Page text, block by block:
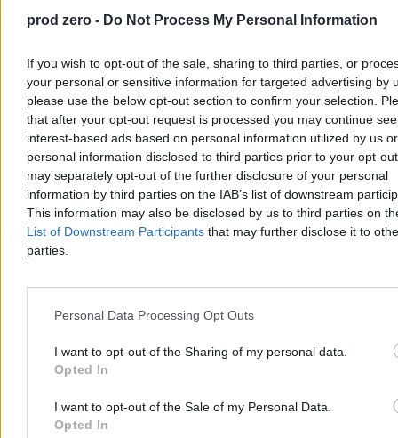
prod zero - Do Not Process My Personal Information
If you wish to opt-out of the sale, sharing to third parties, or
your personal or sensitive information for targeted advertising by
please use the below opt-out section to confirm your selection.
that after your opt-out request is processed you may continue
interest-based ads based on personal information utilized by us or
personal information disclosed to third parties prior to your opt-
may separately opt-out of the further disclosure of your personal
information by third parties on the IAB’s list of downstream
This information may also be disclosed by us to third parties on
List of Downstream Participants that may further disclose it to
parties.
Personal Data Processing Opt Outs
I want to opt-out of the Sharing of my personal data.
Opted In
I want to opt-out of the Sale of my Personal Data.
Opted In
Lewandowski bohaterem w doliczonym czasie.
Chicago Fire odwraca losy meczu
Chicago Fire przegrywało z Santos Laguna po golu Ezequiela
trafieniach Philipa Zinckernagela i Antona Salétrosa do siatki w
doliczonym czasie trafił Robert Lewandowski, pieczętując wynik
3:1 dla ekipy z Chicago.
Dzisiaj 04:33